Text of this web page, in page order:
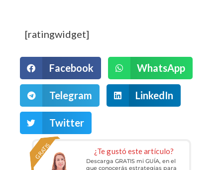
[ratingwidget]
Facebook WhatsApp
Telegram LinkedIn
Twitter
¿Te gustó este artículo?
GRATIS
Descarga GRATIS mi GUÍA, en el
que conocerás estrategias para